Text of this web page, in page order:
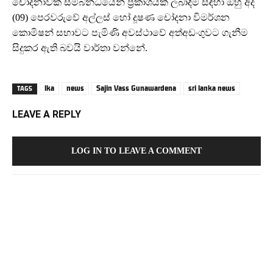
චෝදනාවක් සම්බන්ධයෙන් ප්‍රකාශයක් ලබාදීම සඳහා ඔහු අද
(09) පෙරවරුවේ අල්ලස් හෝ දූෂණ චෝදනා විමර්ශන
කොමිෂන් සභාවට පැමිණි අවස්ථාවේ අත්අඩංගුවට ගැනීම
සිදුකර ඇති බවයි වාර්තා වන්නේ.
TAGS lka news Sajin Vass Gunawardena sri lanka news
LEAVE A REPLY
LOG IN TO LEAVE A COMMENT